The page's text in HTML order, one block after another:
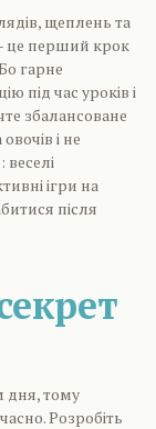
щеплень та
це перший крок
гарне
під час уроків і
збалансоване
і не
ігри на
після
дня, тому
Розробіть